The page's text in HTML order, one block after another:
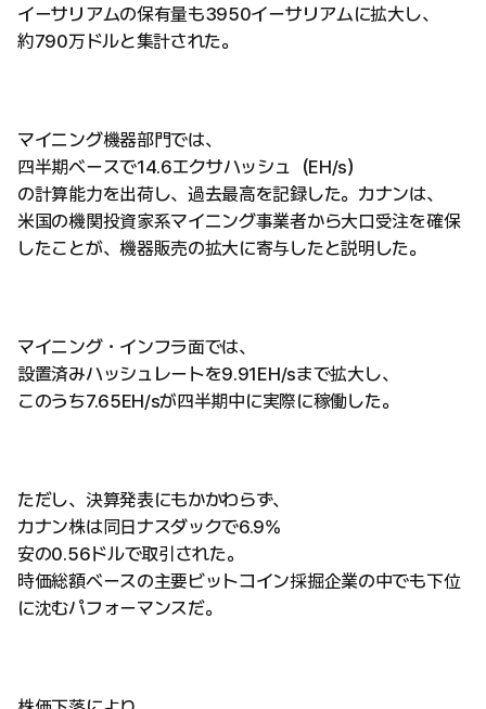
イーサリアムの保有量も3950イーサリアムに拡大し、
約790万ドルと集計された。
マイニング機器部門では、
四半期ベースで14.6エクサハッシュ（EH/s）
の計算能力を出荷し、過去最高を記録した。カナンは、
米国の機関投資家系マイニング事業者から大口受注を確保
したことが、機器販売の拡大に寄与したと説明した。
マイニング・インフラ面では、
設置済みハッシュレートを9.91EH/sまで拡大し、
このうち7.65EH/sが四半期中に実際に稼働した。
ただし、決算発表にもかかわらず、
カナン株は同日ナスダックで6.9%
安の0.56ドルで取引された。
時価総額ベースの主要ビットコイン採掘企業の中でも下位
に沈むパフォーマンスだ。